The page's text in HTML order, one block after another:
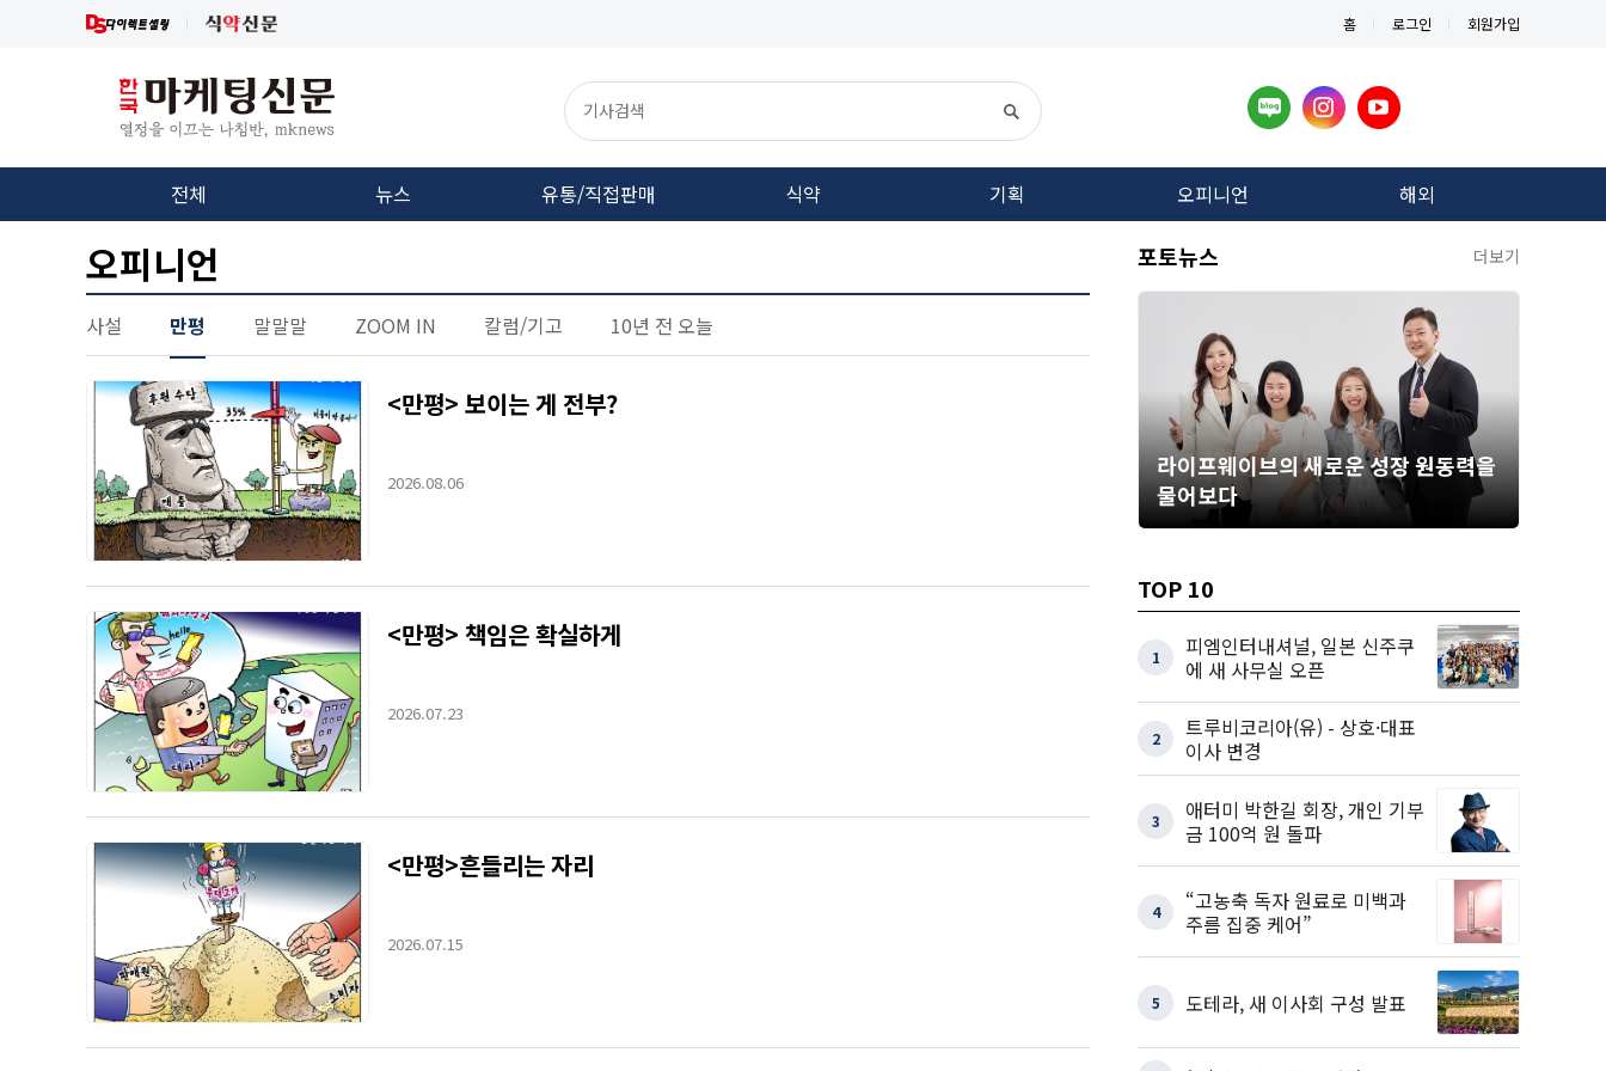
홈 로그인 회원가입
전체 뉴스 유통/직접판매 식약 기획 오피니언 해외
오피니언
사설 만평 말말말 ZOOM IN 칼럼/기고 10년 전 오늘
<만평> 보이는 게 전부?
2026.08.06
<만평> 책임은 확실하게
2026.07.23
<만평>흔들리는 자리
2026.07.15
포토뉴스 더보기
라이프웨이브의 새로운 성장 원동력을
물어보다
TOP 10
1
피엠인터내셔널, 일본 신주쿠
에 새 사무실 오픈
2
트루비코리아(유) - 상호·대표
이사 변경
3
애터미 박한길 회장, 개인 기부
금 100억 원 돌파
4
“고농축 독자 원료로 미백과
주름 집중 케어”
5 도테라, 새 이사회 구성 발표